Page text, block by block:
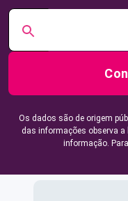
Os dados são de origem
das informações observa a
informação.